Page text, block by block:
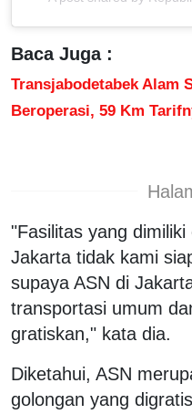
Baca Juga :
Transjabodetabek Alam
Beroperasi, 59 Km
"Fasilitas yang
Jakarta tidak kami
supaya ASN di
transportasi umum
gratiskan," kata dia.
Diketahui, ASN
golongan yang